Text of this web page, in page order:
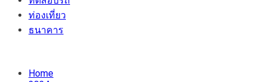
ท่องเที่ยว
ธนาคาร
Home